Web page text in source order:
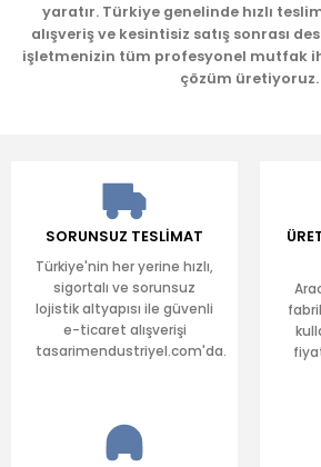
Gönder
yaratır. Türkiye genelinde hızlı
alışveriş ve kesintisiz satış sonrası
işletmenizin tüm profesyonel mutfak
çözüm üretiyoruz.
SORUNSUZ TESLİMAT
Türkiye'nin her yerine hızlı,
sigortalı ve sorunsuz
lojistik altyapısı ile güvenli
e-ticaret alışverişi
tasarimendustriyel.com'da.